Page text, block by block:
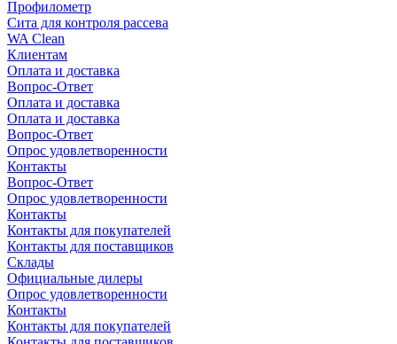
Профилометр
Сита для контроля рассева
WA Clean
Клиентам
Оплата и доставка
Вопрос-Ответ
Оплата и доставка
Оплата и доставка
Вопрос-Ответ
Опрос удовлетворенности
Контакты
Вопрос-Ответ
Опрос удовлетворенности
Контакты
Контакты для покупателей
Контакты для поставщиков
Склады
Официальные дилеры
Опрос удовлетворенности
Контакты
Контакты для покупателей